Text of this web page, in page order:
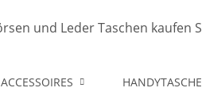
ACCESSOIRES